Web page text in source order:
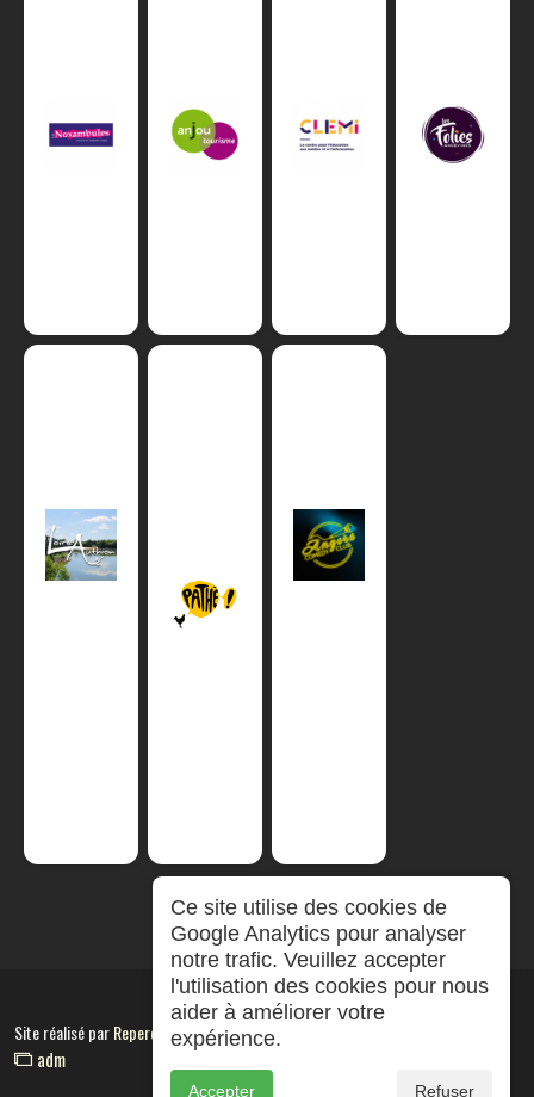
Site réalisé parRepereCom
adm
Ce site utilise des cookies de
Google Analytics pour analyser
notre trafic. Veuillez accepter
l'utilisation des cookies pour nous
aider à améliorer votre
expérience.
Accepter Refuser